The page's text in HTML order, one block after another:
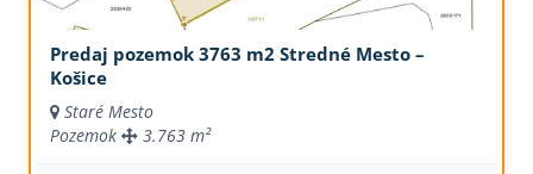
Predaj pozemok 3763 m2 Stredné Mesto –
Košice
Staré Mesto
Pozemok
3.763 m²